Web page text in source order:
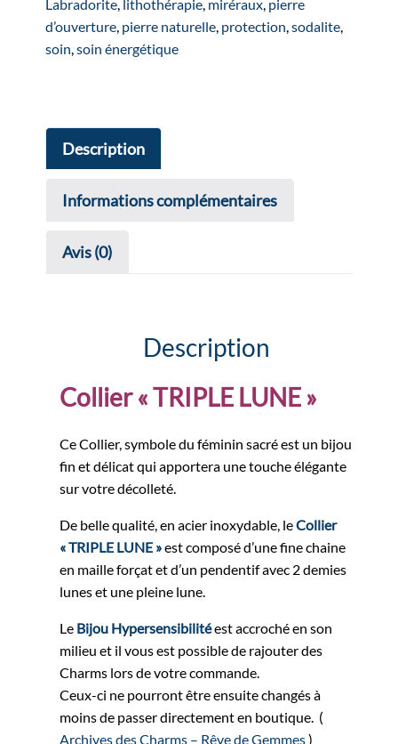
Labradorite, lithothérapie, miréraux, pierre
d’ouverture, pierre naturelle, protection,sodalite,
soin,soin énergétique
Description
Informations complémentaires
Avis (0)
Description
Collier « TRIPLE LUNE »
Ce Collier, symbole du féminin sacré est un bijou
fin et délicat qui apportera une touche élégante
sur votre décolleté.
De belle qualité, en acier inoxydable, leCollier
« TRIPLE LUNE »est composé d’une fine chaine
en maille forçat et d’un pendentif avec 2 demies
lunes et une pleine lune.
Le Bijou Hypersensibilitéest accroché en son
milieu et il vous est possible de rajouter des
Charms lors de votre commande.
Ceux-ci ne pourront être ensuite changés à
moins de passer directement en boutique. (
Archives des Charms – Rêve de Gemmes)